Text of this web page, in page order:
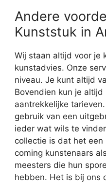
Andere
Kunststuk in
Wij staan altijd voor je
kunstadvies. Onze
niveau. Je kunt altijd
Bovendien kun je
aantrekkelijke
gebruik van een
ieder wat wils te
collectie is dat het een
coming kunstenaars
meesters die hun
hebben. Het is bij ons